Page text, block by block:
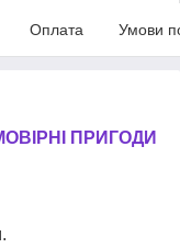
Оплата Умови
ПРИГОДИ